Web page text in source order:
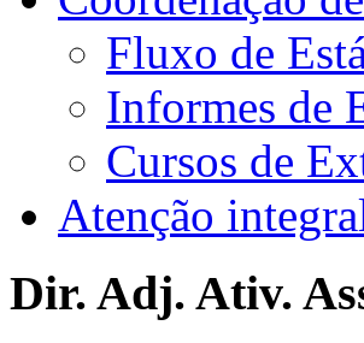
Fluxo de
Informes de
Cursos de
Atenção
Dir. Adj. Ativ.